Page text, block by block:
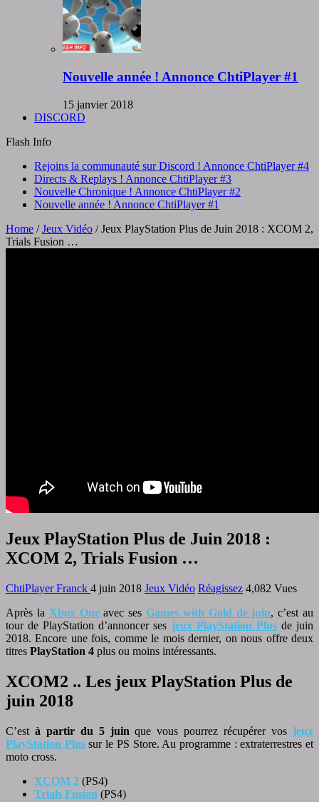
Nouvelle année ! Annonce ChtiPlayer #1
15 janvier 2018
DISCORD
Flash Info
Rejoins la communauté sur Discord ! Annonce ChtiPlayer #4
Directs & Replays ! Annonce ChtiPlayer #3
Nouvelle Chronique ! Annonce ChtiPlayer #2
Nouvelle année ! Annonce ChtiPlayer #1
Home / Jeux Vidéo / Jeux PlayStation Plus de Juin 2018 : XCOM 2,
Trials Fusion …
Jeux PlayStation Plus de Juin 2018 :
XCOM 2, Trials Fusion …
ChtiPlayer Franck 4 juin 2018 Jeux Vidéo Réagissez 4,082 Vues
Après la Xbox Oneavec sesGames with Gold de juin, c’est au
tour de PlayStation d’annoncer ses jeux PlayStation Plusde juin
2018. Encore une fois, comme le mois dernier, on nous offre deux
titres PlayStation 4 plus ou moins intéressants.
XCOM2 .. Les jeux PlayStation Plus de
juin 2018
C’est à partir du 5 juinque vous pourrez récupérer vos jeux
PlayStation Plussur le PS Store. Au programme : extraterrestres et
moto cross.
XCOM 2 (PS4)
Trials Fusion (PS4)